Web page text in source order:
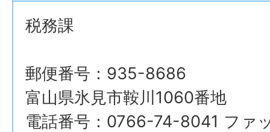
税務課
郵便番号：935-8686
富山県氷見市鞍川1060番地
電話番号：0766-74-8041 ファ